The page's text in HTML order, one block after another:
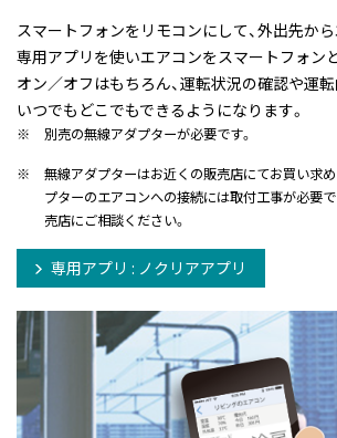
スマートフォンをリモコンにして、外出先から
専用アプリを使いエアコンをスマートフォン
オン／オフはもちろん、運転状況の確認や運転
いつでもどこでもできるようになります。
※
別売の無線アダプターが必要です。
※
無線アダプターはお近くの販売店にてお買い求
プターのエアコンへの接続には取付工事が必要
売店にご相談ください。
専用アプリ : ノクリアアプリ